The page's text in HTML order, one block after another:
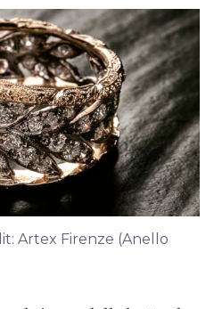
Artex Firenze (Anello